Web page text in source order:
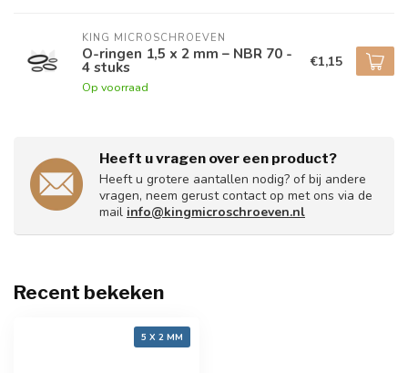
KING MICROSCHROEVEN
O-ringen 1,5 x 2 mm – NBR 70 -
4 stuks
Op voorraad
€1,15
Heeft u vragen over een product?
Heeft u grotere aantallen nodig? of bij andere
vragen, neem gerust contact op met ons via de
mail info@kingmicroschroeven.nl
Recent bekeken
5 X 2 MM